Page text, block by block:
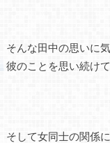
そんな田中の思いに
彼のことを思い続け
そして女同士の関係